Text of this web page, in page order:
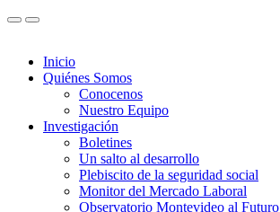
Inicio
Quiénes Somos
Conocenos
Nuestro Equipo
Investigación
Boletines
Un salto al desarrollo
Plebiscito de la seguridad social
Monitor del Mercado Laboral
Observatorio Montevideo al Futuro